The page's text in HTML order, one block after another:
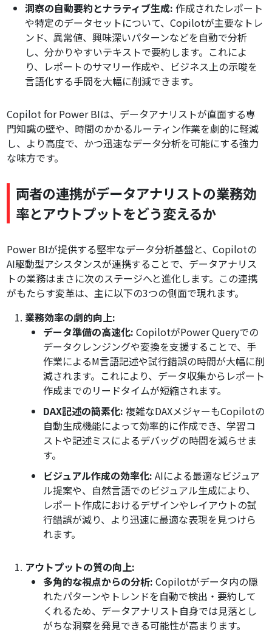
洞察の自動要約とナラティブ生成: 作成されたレポート
や特定のデータセットについて、Copilotが主要なトレ
ンド、異常値、興味深いパターンなどを自動で分析
し、分かりやすいテキストで要約します。これによ
り、レポートのサマリー作成や、ビジネス上の示唆を
言語化する手間を大幅に削減できます。
Copilot for Power BIは、データアナリストが直面する専
門知識の壁や、時間のかかるルーティン作業を劇的に軽減
し、より高度で、かつ迅速なデータ分析を可能にする強力
な味方です。
両者の連携がデータアナリストの業務効
率とアウトプットをどう変えるか
Power BIが提供する堅牢なデータ分析基盤と、Copilotの
AI駆動型アシスタンスが連携することで、データアナリス
トの業務はまさに次のステージへと進化します。この連携
がもたらす変革は、主に以下の3つの側面で現れます。
業務効率の劇的向上:
データ準備の高速化: CopilotがPower Queryでの
データクレンジングや変換を支援することで、手
作業によるM言語記述や試行錯誤の時間が大幅に削
減されます。これにより、データ収集からレポート
作成までのリードタイムが短縮されます。
DAX記述の簡素化: 複雑なDAXメジャーもCopilotの
自動生成機能によって効率的に作成でき、学習コ
ストや記述ミスによるデバッグの時間を減らせま
す。
ビジュアル作成の効率化: AIによる最適なビジュア
ル提案や、自然言語でのビジュアル生成により、
レポート作成におけるデザインやレイアウトの試
行錯誤が減り、より迅速に最適な表現を見つけら
れます。
アウトプットの質の向上:
多角的な視点からの分析: Copilotがデータ内の隠
れたパターンやトレンドを自動で検出・要約して
くれるため、データアナリスト自身では見落とし
がちな洞察を発見できる可能性が高まります。